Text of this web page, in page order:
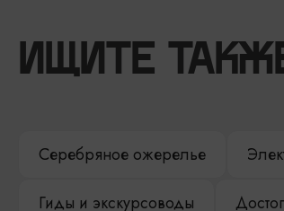
ИЩИТЕ
Серебряное ожерелье
Гиды и экскурсоводы